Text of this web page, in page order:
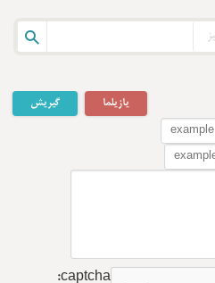
گیریش یازیلما
captcha: